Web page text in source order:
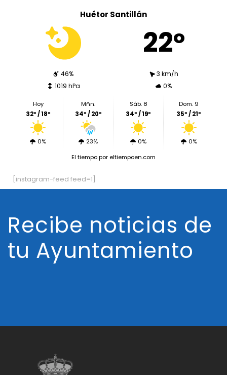
Huétor Santillán
22º
46%
3 km/h
1019 hPa
0%
Hoy
32º / 18º
0%
Mñn.
34º / 20º
23%
Sáb. 8
34º / 19º
0%
Dom. 9
35º / 21º
0%
El tiempopor eltiempoen.com
[instagram-feed feed=1]
Recibe noticias de
tu Ayuntamiento